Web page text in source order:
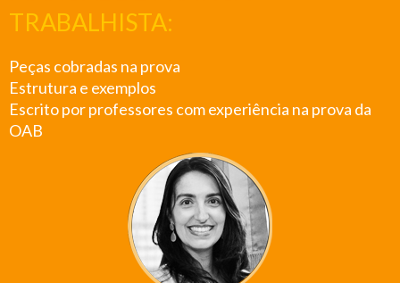
TRABALHISTA:
Peças cobradas na prova
Estrutura e exemplos
Escrito por professores com experiência na prova da
OAB